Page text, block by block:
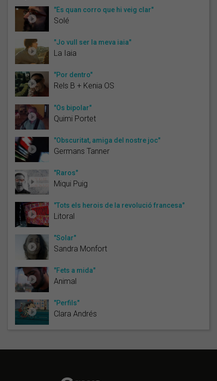
"És quan corro que hi veig clar"
Solé
"Jo vull ser la meva iaia"
La Iaia
"Por dentro"
Rels B + Kenia OS
"Ós bipolar"
Quimi Portet
"Obscuritat, amiga del nostre joc"
Germans Tanner
"Raros"
Miqui Puig
"Tots els herois de la revolució francesa"
Litoral
"Solar"
Sandra Monfort
"Fets a mida"
Animal
"Perfils"
Clara Andrés